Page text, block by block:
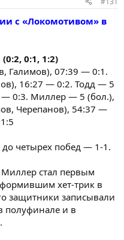
с «Локомотивом» в
0:1, 1:2)
Галимов), 07:39 — 0:1.
16:27 — 0:2. Тодд — 5
0:3. Миллер — 5 (бол.),
Черепанов), 54:37 —
до четырех побед — 1-1.
стал первым
хет-трик в
защитники записывали
полуфинале и в